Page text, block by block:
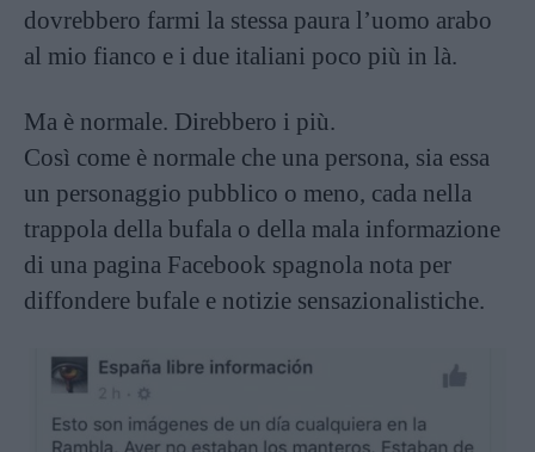
dovrebbero farmi la stessa paura l’uomo arabo
al mio fianco e i due italiani poco più in là.
Ma è normale. Direbbero i più.
Così come è normale che una persona, sia essa
un personaggio pubblico o meno, cada nella
trappola della bufala o della mala informazione
di una pagina Facebook spagnola nota per
diffondere bufale e notizie sensazionalistiche.